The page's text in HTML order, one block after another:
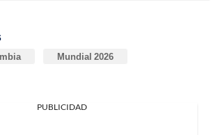
Mundial 2026
PUBLICIDAD